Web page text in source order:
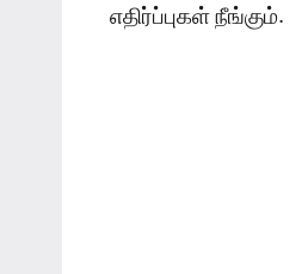
எதிர்ப்புகள் நீங்கும்.